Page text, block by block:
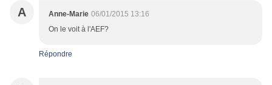
A Anne-Marie 06/01/2015 13:16
On le voit à l'AEF?
Répondre